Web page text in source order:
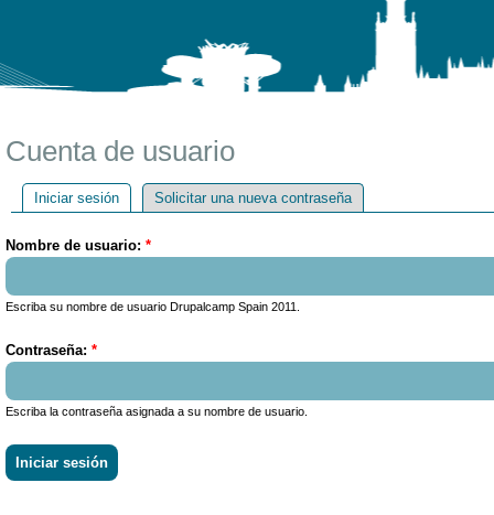
Cuenta de usuario
Iniciar sesión Solicitar una nueva contraseña
Nombre de usuario: *
Escriba su nombre de usuario Drupalcamp Spain 2011.
Contraseña: *
Escriba la contraseña asignada a su nombre de usuario.